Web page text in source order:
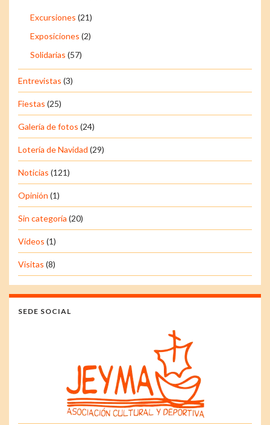
Excursiones (21)
Exposiciones (2)
Solidarias (57)
Entrevistas (3)
Fiestas (25)
Galería de fotos (24)
Lotería de Navidad (29)
Noticias (121)
Opinión (1)
Sin categoría (20)
Vídeos (1)
Visitas (8)
SEDE SOCIAL